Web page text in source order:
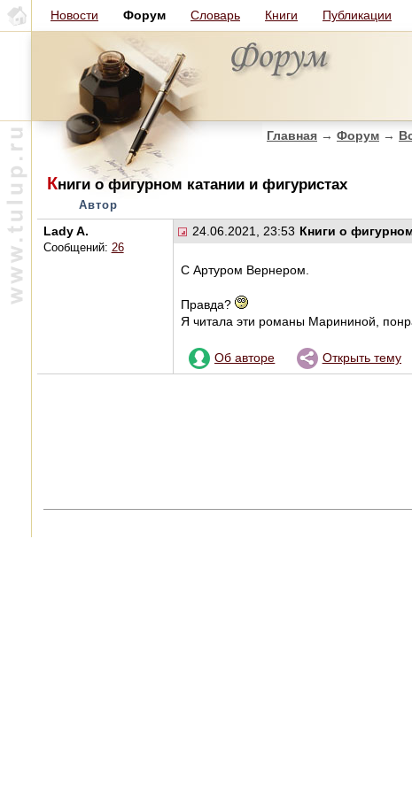
Новости Форум Словарь Книги Публикации
Главная → Форум →
Книги о фигурном катании и фигуристах
Автор
Lady A.
Сообщений: 26
24.06.2021, 23:53 Книги о
С Артуром Вернером.
Правда?
Я читала эти романы Марининой,
Об авторе Открыть тему